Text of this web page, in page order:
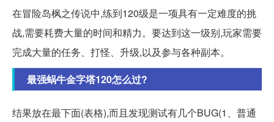
在冒险岛枫之传说中,练到120级是一项具有一定难度的挑
战,需要耗费大量的时间和精力。要达到这一级别,玩家需要
完成大量的任务、打怪、升级,以及参与各种副本。
最强蜗牛金字塔120怎么过?
结果放在最下面(表格),而且发现测试有几个BUG(1、普通